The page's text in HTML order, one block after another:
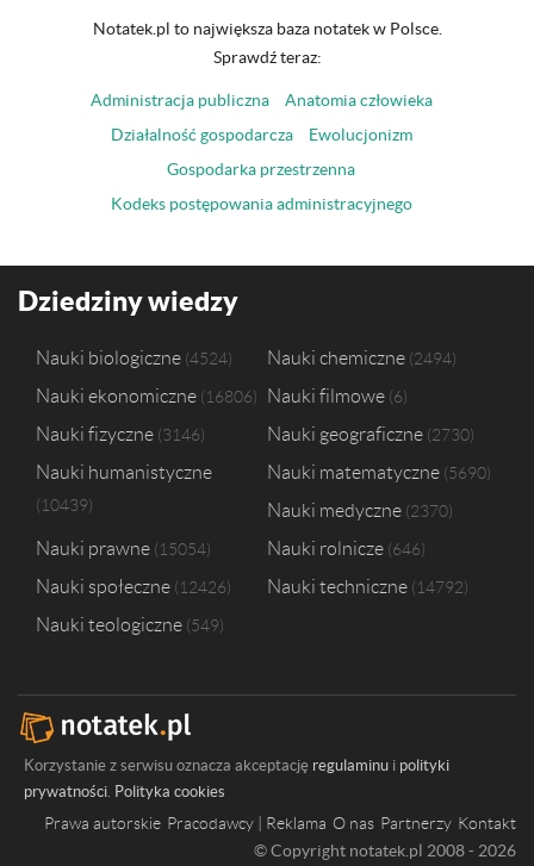
Notatek.pl to największa baza notatek w Polsce.
Sprawdź teraz:
Administracja publiczna
Anatomia człowieka
Działalność gospodarcza
Ewolucjonizm
Gospodarka przestrzenna
Kodeks postępowania administracyjnego
Dziedziny wiedzy
Nauki biologiczne 4524 Nauki chemiczne 2494
Nauki ekonomiczne 16806 Nauki filmowe 6
Nauki fizyczne 3146 Nauki geograficzne 2730
Nauki humanistyczne
10439
Nauki matematyczne 5690
Nauki medyczne 2370
Nauki prawne 15054 Nauki rolnicze 646
Nauki społeczne 12426 Nauki techniczne 14792
Nauki teologiczne 549
Korzystanie z serwisu oznacza akceptację regulaminu i polityki
prywatności. Polityka cookies
Prawa autorskie Pracodawcy | Reklama O nas Partnerzy Kontakt
© Copyright notatek.pl 2008 - 2026